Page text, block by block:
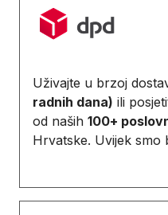
Uživajte u brzoj
radnih dana) ili
od naših 100+
Hrvatske. Uvijek smo